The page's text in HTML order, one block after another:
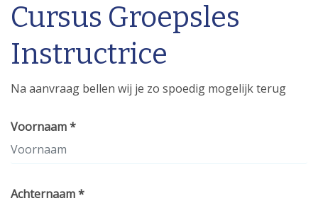
Cursus Groepsles
Instructrice
Na aanvraag bellen wij je zo spoedig mogelijk terug
Voornaam *
Achternaam *